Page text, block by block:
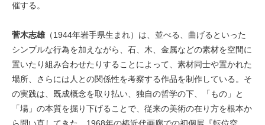
催する。
菅木志雄（1944年岩手県生まれ）は、並べる、曲げるといった
シンプルな行為を加えながら、石、木、金属などの素材を空間に
置いたり組み合わせたりすることによって、素材同士や置かれた
場所、さらには人との関係性を考察する作品を制作している。そ
の実践は、既成概念を取り払い、独自の哲学の下、「もの」と
「場」の本質を掘り下げることで、従来の美術の在り方を根本か